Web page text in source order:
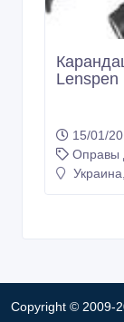
Lenspen
15/01/
Оправы
Copyright © 2009-